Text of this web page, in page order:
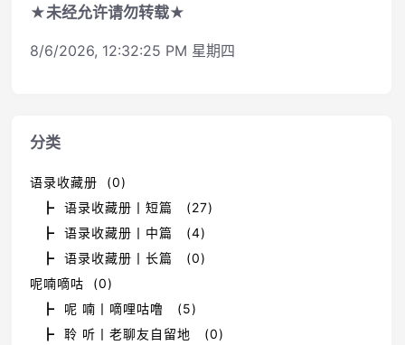
★未经允许请勿转载★
8/6/2026, 12:32:25 PM 星期四
分类
语录收藏册 (0)
┣ 语录收藏册丨短篇 (27)
┣ 语录收藏册丨中篇 (4)
┣ 语录收藏册丨长篇 (0)
呢喃嘀咕 (0)
┣ 呢 喃丨嘀哩咕噜 (5)
┣ 聆 听丨老聊友自留地 (0)